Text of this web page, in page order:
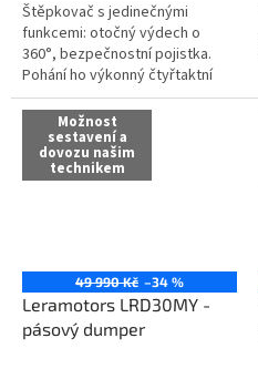
Štěpkovač s jedinečnými
funkcemi: otočný výdech o
360°, bezpečnostní pojistka.
Pohání ho výkonný čtyřtaktní
benzínový motor Ducar DH420
(420cc / 15HP) s 3600 ot/min.
Startuje se...
Možnost
sestavení a
dovozu našim
technikem
49 990 Kč –34 %
Leramotors LRD30MY -
pásový dumper